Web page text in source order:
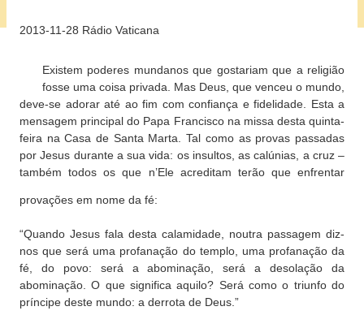
2013-11-28 Rádio Vaticana
Existem poderes mundanos que gostariam que a religião
fosse uma coisa privada. Mas Deus, que venceu o mundo,
deve-se adorar até ao fim com confiança e fidelidade. Esta a
mensagem principal do Papa Francisco na missa desta quinta-
feira na Casa de Santa Marta. Tal como as provas passadas
por Jesus durante a sua vida: os insultos, as calúnias, a cruz –
também todos os que n’Ele acreditam terão que enfrentar
provações em nome da fé:
“Quando Jesus fala desta calamidade, noutra passagem diz-
nos que será uma profanação do templo, uma profanação da
fé, do povo: será a abominação, será a desolação da
abominação. O que significa aquilo? Será como o triunfo do
príncipe deste mundo: a derrota de Deus.”